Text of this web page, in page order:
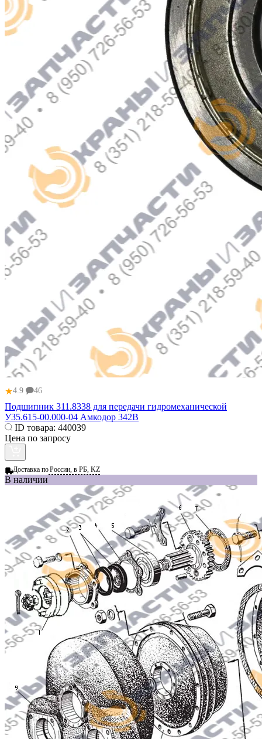
★4.9 46
Подшипник 311.8338 для передачи гидромеханической
У35.615-00.000-04 Амкодор 342В
ID товара: 440039
Цена по запросу
Доставка поРоссии, в РБ, KZ
В наличии